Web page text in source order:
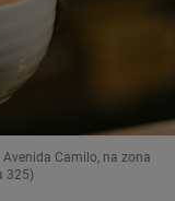
Camilo, na zona
325)